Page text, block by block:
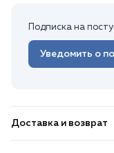
Подписка на
Уведомить о
Доставка и возврат